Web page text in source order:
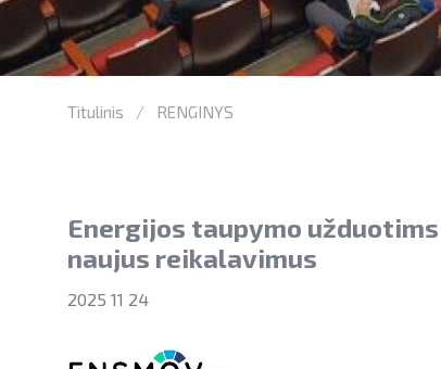
Titulinis RENGINYS
Energijos taupymo
naujus reikalavimus
2025 11 24